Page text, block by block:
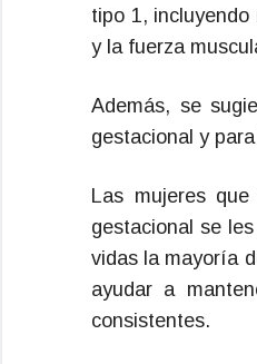
tipo 1,
y la fuerza
Además, se
gestacional y
Las mujeres
gestacional se
vidas la mayoría
ayudar a
consistentes.